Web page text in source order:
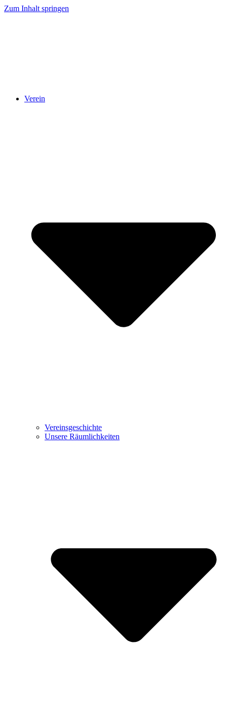
Zum Inhalt springen
Verein
Vereinsgeschichte
Unsere Räumlichkeiten